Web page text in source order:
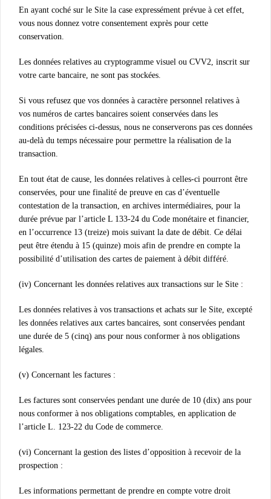
En ayant coché sur le Site la case expressément prévue à cet effet,
vous nous donnez votre consentement exprès pour cette
conservation.
Les données relatives au cryptogramme visuel ou CVV2, inscrit sur
votre carte bancaire, ne sont pas stockées.
Si vous refusez que vos données à caractère personnel relatives à
vos numéros de cartes bancaires soient conservées dans les
conditions précisées ci-dessus, nous ne conserverons pas ces données
au-delà du temps nécessaire pour permettre la réalisation de la
transaction.
En tout état de cause, les données relatives à celles-ci pourront être
conservées, pour une finalité de preuve en cas d’éventuelle
contestation de la transaction, en archives intermédiaires, pour la
durée prévue par l’article L 133-24 du Code monétaire et financier,
en l’occurrence 13 (treize) mois suivant la date de débit. Ce délai
peut être étendu à 15 (quinze) mois afin de prendre en compte la
possibilité d’utilisation des cartes de paiement à débit différé.
(iv) Concernant les données relatives aux transactions sur le Site :
Les données relatives à vos transactions et achats sur le Site, excepté
les données relatives aux cartes bancaires, sont conservées pendant
une durée de 5 (cinq) ans pour nous conformer à nos obligations
légales.
(v) Concernant les factures :
Les factures sont conservées pendant une durée de 10 (dix) ans pour
nous conformer à nos obligations comptables, en application de
l’article L. 123-22 du Code de commerce.
(vi) Concernant la gestion des listes d’opposition à recevoir de la
prospection :
Les informations permettant de prendre en compte votre droit